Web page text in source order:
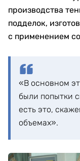
производства
подделок,
с применением
«В основном
были попытки
есть это,
объемах».